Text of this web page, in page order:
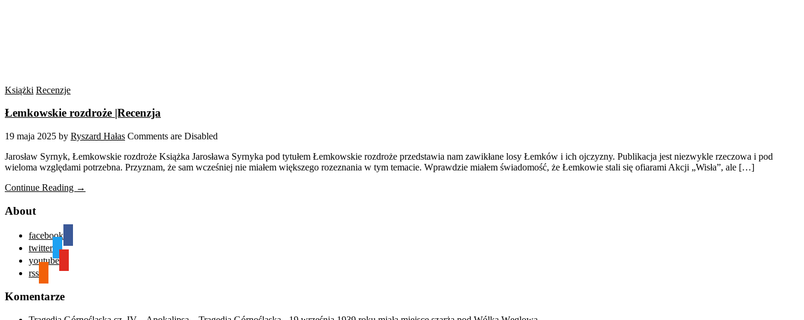
Książki Recenzje
Łemkowskie rozdroże |Recenzja
19 maja 2025 by Ryszard Hałas Comments are Disabled
Jarosław Syrnyk, Łemkowskie rozdroże Książka Jarosława Syrnyka pod tytułem Łemkowskie rozdroże przedstawia nam zawikłane losy Łemków i ich ojczyzny. Publikacja jest niezwykle rzeczowa i pod
wieloma względami potrzebna. Przyznam, że sam wcześniej nie miałem większego rozeznania w tym temacie. Wprawdzie miałem świadomość, że Łemkowie stali się ofiarami Akcji „Wisła”, ale […]
Continue Reading →
About
facebook
twitter
youtube
rss
Komentarze